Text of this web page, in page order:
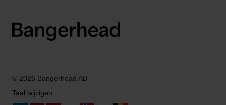
LinkedIn
© 2026 Bangerhead AB
Taal wijzigen